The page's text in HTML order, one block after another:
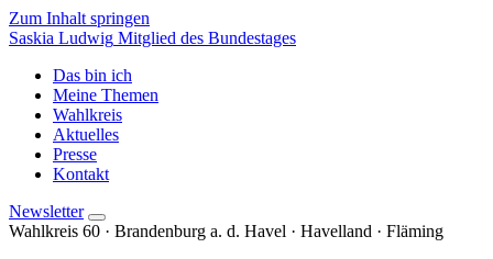
Zum Inhalt springen
Saskia Ludwig Mitglied des Bundestages
Das bin ich
Meine Themen
Wahlkreis
Aktuelles
Presse
Kontakt
Newsletter
Wahlkreis 60 · Brandenburg a. d. Havel · Havelland · Fläming